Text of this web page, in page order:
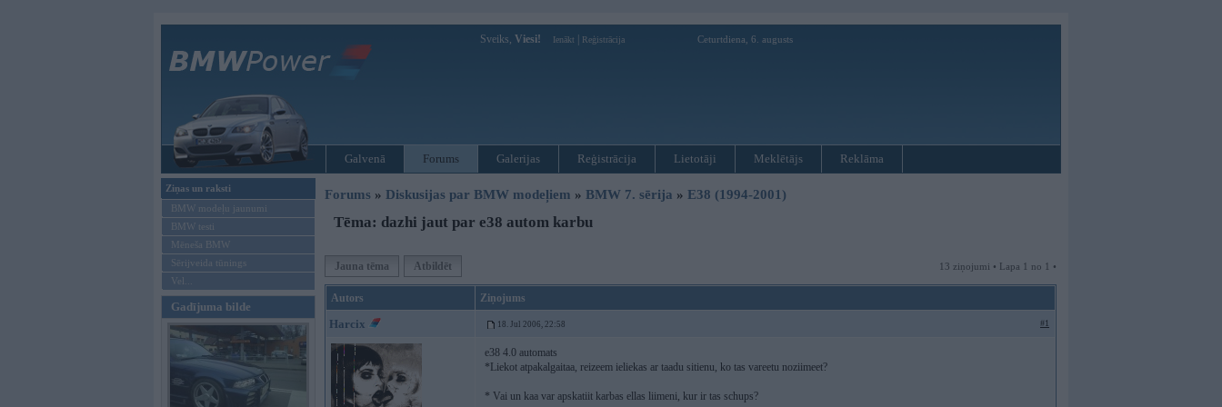
Sveiks, Viesi! Ienākt Reģistrācija Ceturtdiena, 6. augusts
Galvenā Forums Galerijas Reģistrācija Lietotāji Meklētājs Reklāma
Ziņas un raksti
BMW modeļu jaunumi
BMW testi
Mēneša BMW
Sērijveida tūnings
Vel...
Gadījuma bilde
Forums » Diskusijas par BMW modeļiem » BMW 7. sērija » E38 (1994-2001)
Tēma: dazhi jaut par e38 autom karbu
Jauna tēma Atbildēt 13 ziņojumi • Lapa 1 no 1 •
Autors Ziņojums
Harcix 18. Jul 2006, 22:58 #1
e38 4.0 automats
*Liekot atpakalgaitaa, reizeem ieliekas ar taadu sitienu, ko tas vareetu noziimeet?
* Vai un kaa var apskatiit karbas ellas liimeni, kur ir tas schups?